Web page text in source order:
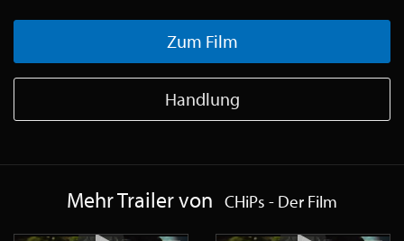
Zum Film
Handlung
Mehr Trailer von CHiPs - Der Film